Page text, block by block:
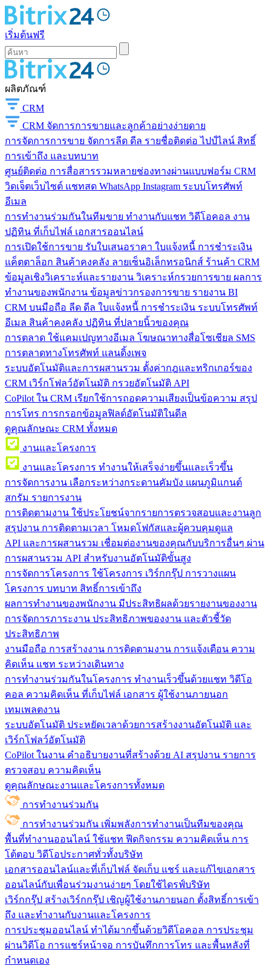
เริ่มต้นฟรี
ผลิตภัณฑ์
CRM
CRM จัดการการขายและลูกค้าอย่างง่ายดาย
การจัดการการขาย จัดการลีด ดีล รายชื่อติดต่อ ไปป์ไลน์ สิทธิ์
การเข้าถึง และบทบาท
ศูนย์ติดต่อ การสื่อสารรวมหลายช่องทางผ่านแบบฟอร์ม CRM
วิดเจ็ตเว็บไซต์ แชทสด WhatsApp Instagram ระบบโทรศัพท์
อีเมล
การทำงานร่วมกันในทีมขาย ทำงานกับแชท วิดีโอคอล งาน
ปฏิทิน ที่เก็บไฟล์ เอกสารออนไลน์
การเปิดใช้การขาย รับใบเสนอราคา ใบแจ้งหนี้ การชำระเงิน
แค็ตตาล็อก สินค้าคงคลัง ลายเซ็นอิเล็กทรอนิกส์ ร้านค้า CRM
ข้อมูลเชิงวิเคราะห์และรายงาน วิเคราะห์กรวยการขาย ผลการ
ทำงานของพนักงาน ข้อมูลข่าวกรองการขาย รายงาน BI
CRM บนมือถือ ลีด ดีล ใบแจ้งหนี้ การชำระเงิน ระบบโทรศัพท์
อีเมล สินค้าคงคลัง ปฏิทิน ที่ปลายนิ้วของคุณ
การตลาด ใช้แคมเปญทางอีเมล โฆษณาทางสื่อโซเชียล SMS
การตลาดทางโทรศัพท์ แลนดิ้งเพจ
ระบบอัตโนมัติและการผสานรวม ตั้งค่ากฎและทริกเกอร์ของ
CRM เวิร์กโฟลว์อัตโนมัติ กรวยอัตโนมัติ API
CoPilot ใน CRM เรียกใช้การถอดความเสียงเป็นข้อความ สรุป
การโทร การกรอกข้อมูลฟิลด์อัตโนมัติในดีล
ดูคุณลักษณะ CRM ทั้งหมด
งานและโครงการ
งานและโครงการ ทำงานให้เสร็จง่ายขึ้นและเร็วขึ้น
การจัดการงาน เลือกระหว่างกระดานคัมบัง แผนภูมิแกนต์
สกรัม รายการงาน
การติดตามงาน ใช้ประโยชน์จากรายการตรวจสอบและงานลูก
สรุปงาน การติดตามเวลา โหมดโฟกัสและผู้ควบคุมดูแล
API และการผสานรวม เชื่อมต่องานของคุณกับบริการอื่นๆ ผ่าน
การผสานรวม API สำหรับงานอัตโนมัติขั้นสูง
การจัดการโครงการ ใช้โครงการ เวิร์กกรุ๊ป การวางแผน
โครงการ บทบาท สิทธิ์การเข้าถึง
ผลการทำงานของพนักงาน มีประสิทธิผลด้วยรายงานของงาน
การจัดการภาระงาน ประสิทธิภาพของงาน และตัวชี้วัด
ประสิทธิภาพ
งานมือถือ การสร้างงาน การติดตามงาน การแจ้งเตือน ความ
คิดเห็น แชท ระหว่างเดินทาง
การทำงานร่วมกันในโครงการ ทํางานเร็วขึ้นด้วยแชท วิดีโอ
คอล ความคิดเห็น ที่เก็บไฟล์ เอกสาร ผู้ใช้งานภายนอก
เทมเพลตงาน
ระบบอัตโนมัติ ประหยัดเวลาด้วยการสร้างงานอัตโนมัติ และ
เวิร์กโฟลว์อัตโนมัติ
CoPilot ในงาน คำอธิบายงานที่สร้างด้วย AI สรุปงาน รายการ
ตรวจสอบ ความคิดเห็น
ดูคุณลักษณะงานและโครงการทั้งหมด
การทำงานร่วมกัน
การทำงานร่วมกัน เพิ่มพลังการทำงานเป็นทีมของคุณ
พื้นที่ทำงานออนไลน์ ใช้แชท ฟีดกิจกรรม ความคิดเห็น การ
โต้ตอบ วิดีโอประกาศทั่วทั้งบริษัท
เอกสารออนไลน์และที่เก็บไฟล์ จัดเก็บ แชร์ และแก้ไขเอกสาร
ออนไลน์กับเพื่อนร่วมงานง่ายๆ โดยใช้ไดรฟ์บริษัท
เวิร์กกรุ๊ป สร้างเวิร์กกรุ๊ป เชิญผู้ใช้งานภายนอก ตั้งสิทธิ์การเข้า
ถึง และทำงานกับงานและโครงการ
การประชุมออนไลน์ ทำได้มากขึ้นด้วยวิดีโอคอล การประชุม
ผ่านวิดีโอ การแชร์หน้าจอ การบันทึกการโทร และพื้นหลังที่
กำหนดเอง